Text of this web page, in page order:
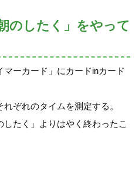
のしたく」をやって
ーカード」にカードinカード
ぞれのタイムを測定する。
たく」よりはやく終わったこ